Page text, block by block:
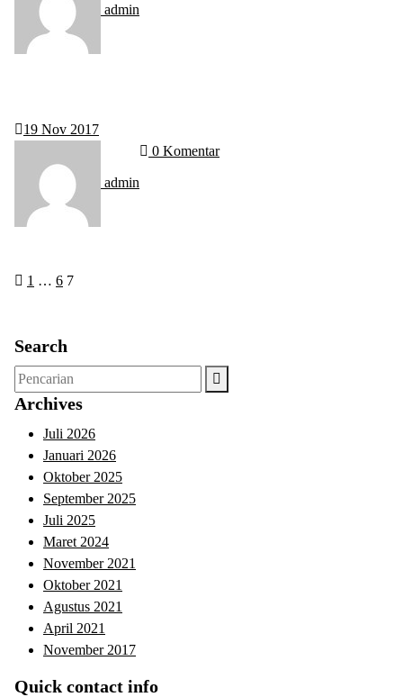
admin
19 Nov 2017
admin
0 Komentar
Paginasi
1 … 6 7
Search
Pencarian
untuk:
Archives
Juli 2026
Januari 2026
Oktober 2025
September 2025
Juli 2025
Maret 2024
November 2021
Oktober 2021
Agustus 2021
April 2021
November 2017
Quick contact info